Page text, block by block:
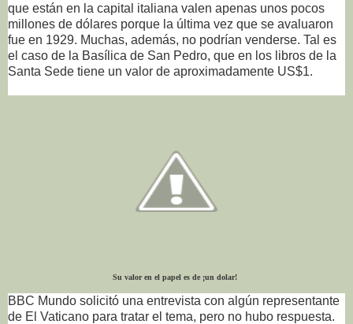
que están en la capital italiana valen apenas unos pocos
millones de dólares porque la última vez que se avaluaron
fue en 1929. Muchas, además, no podrían venderse. Tal es
el caso de la Basílica de San Pedro, que en los libros de la
Santa Sede tiene un valor de aproximadamente US$1.
Su valor en el papel es de ¡un dolar!
BBC Mundo solicitó una entrevista con algún representante
de El Vaticano para tratar el tema, pero no hubo respuesta.